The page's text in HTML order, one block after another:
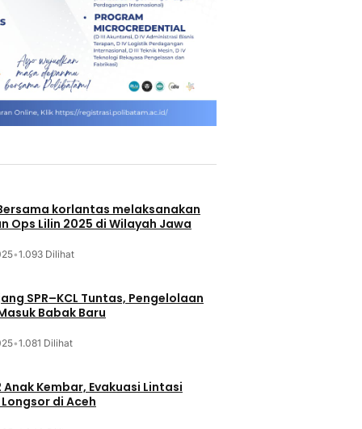
korlantas melaksanakan
Ops Lilin 2025 di Wilayah Jawa
•1.093 Dilihat
SPR–KCL Tuntas, Pengelolaan
Babak Baru
•1.081 Dilihat
Anak Kembar, Evakuasi Lintasi
di Aceh